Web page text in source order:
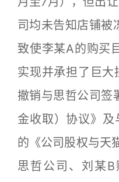
司均未告知店铺被
致使李某A的购买
实现并承担了巨
撤销与思哲公司签
金收取）协议》
的《公司股权与天
思哲公司、刘某